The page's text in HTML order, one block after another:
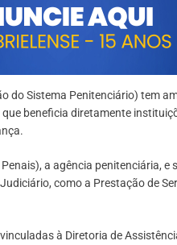
do Sistema Penitenciário) tem
beneficia diretamente
a agência penitenciária, e
como a Prestação de
à Diretoria de